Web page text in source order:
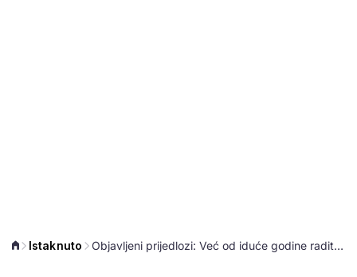
Istaknuto Objavljeni prijedlozi: Već od iduće godine radit ćemo duže, a u prijevremenu mirovinu ići kažnjeni